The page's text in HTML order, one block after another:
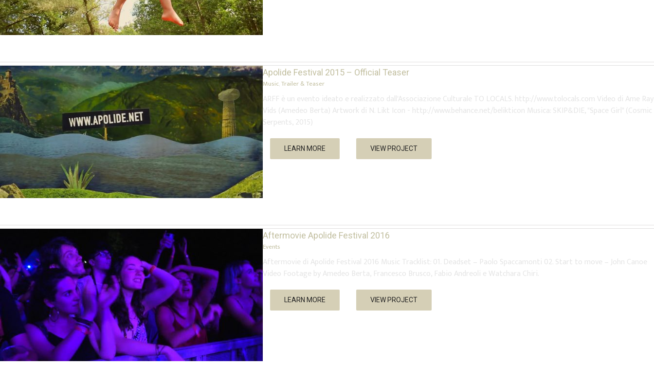
Apolide Festival 2015 – Official Teaser
Music Trailer & Teaser
Apolide Festival 2015 – Official Teaser
Music Trailer & Teaser
ARFF è un evento ideato e realizzato dall'Associazione Culturale TO LOCALS. http://www.tolocals.com Video di Ame Ray
Vids (Amedeo Berta) Artwork di N. Likt Icon - http://www.behance.net/belikticon Musica: SKIP&DIE, "Space Girl" (Cosmic
Serpents, 2015)
LEARN MORE VIEW PROJECT
Aftermovie Apolide Festival 2016
Events
Aftermovie Apolide Festival 2016
Events
Aftermovie di Apolide Festival 2016 Music Tracklist: 01. Deadset – Paolo Spaccamonti 02. Start to move – John Canoe
Video Footage by Amedeo Berta, Francesco Brusco, Fabio Andreoli e Watchara Chiri.
LEARN MORE VIEW PROJECT
Diego Perrone – Teaser di “Oh Oh Oh!!”
Music Trailer & Teaser